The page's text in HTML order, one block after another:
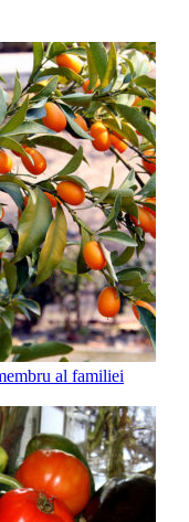
al familiei